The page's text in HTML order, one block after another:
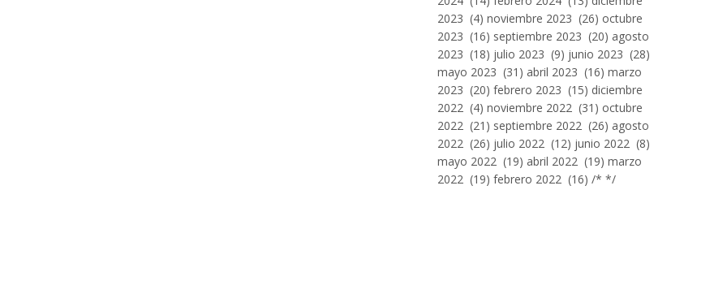
2023 (4) noviembre 2023 (26) octubre
2023 (16) septiembre 2023 (20) agosto
2023 (18) julio 2023 (9) junio 2023 (28)
mayo 2023 (31) abril 2023 (16) marzo
2023 (20) febrero 2023 (15) diciembre
2022 (4) noviembre 2022 (31) octubre
2022 (21) septiembre 2022 (26) agosto
2022 (26) julio 2022 (12) junio 2022 (8)
mayo 2022 (19) abril 2022 (19) marzo
2022 (19) febrero 2022 (16) /* */